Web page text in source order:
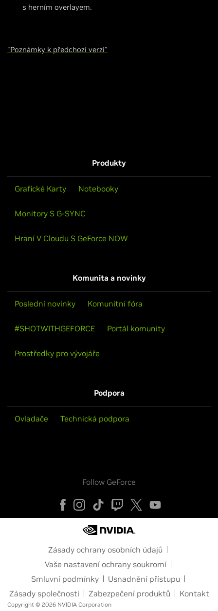
s herním overlayem.
"Poznámky k předchozí verzi"
Produkty
Grafické Karty Notebooky
Monitory S G-SYNC
Hraní V Cloudu S GeForce NOW
Komunita a novinky
Poslední novinky Komunitní fóra
#SHOTWITHGEFORCE Portál komunity
Prostředky pro vývojáře
Podpora
Ovladače Technická podpora
Follow GeForce
Zásady ochrany osobních údajů
Vaše nastavení ochrany soukromí
Smluvní podmínky
Usnadnění přístupu
Zásady společnosti
Zabezpečení produktů Kontakt
Copyright © 2026 NVIDIA Corporation